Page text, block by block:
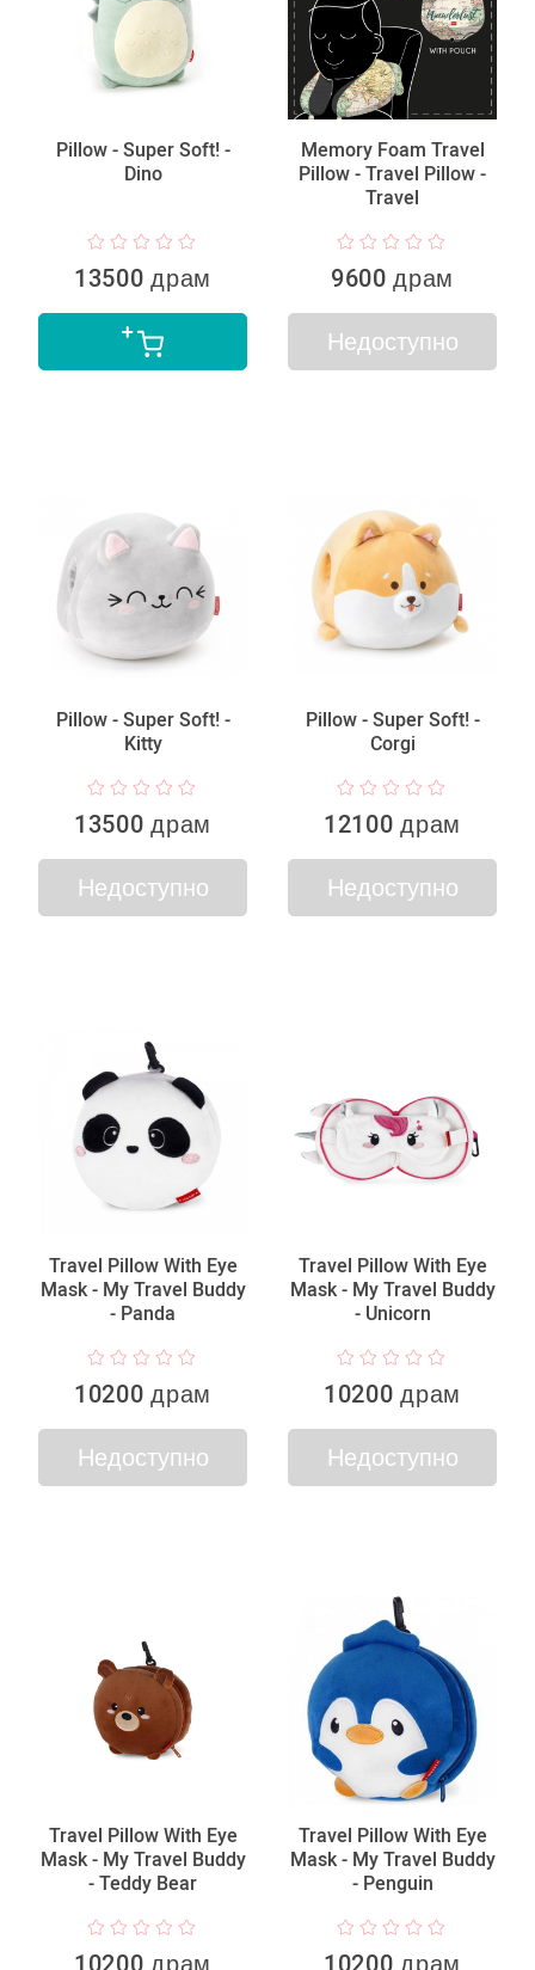
Pillow - Super Soft! -
Dino
13500 драм
Memory Foam Travel
Pillow - Travel Pillow -
Travel
9600 драм
Недоступно
Pillow - Super Soft! -
Kitty
13500 драм
Недоступно
Pillow - Super Soft! -
Corgi
12100 драм
Недоступно
Travel Pillow With Eye
Mask - My Travel Buddy
- Panda
10200 драм
Недоступно
Travel Pillow With Eye
Mask - My Travel Buddy
- Unicorn
10200 драм
Недоступно
Travel Pillow With Eye
Mask - My Travel Buddy
- Teddy Bear
10200 драм
Travel Pillow With Eye
Mask - My Travel Buddy
- Penguin
10200 драм